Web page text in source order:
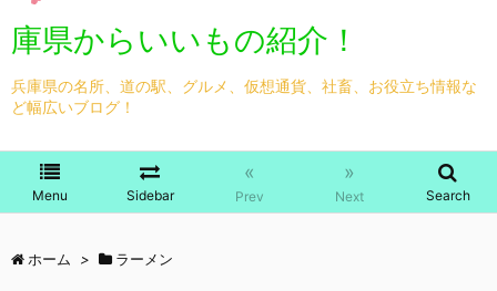
庫県からいいもの紹介！
兵庫県の名所、道の駅、グルメ、仮想通貨、社畜、お役立ち情報な
ど幅広いブログ！
Menu Sidebar
«
Prev
»
Next Search
ホーム > ラーメン